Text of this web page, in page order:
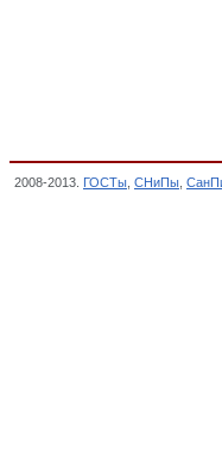
2008-2013. ГОСТы СНиПы